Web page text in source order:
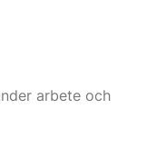
arbete och